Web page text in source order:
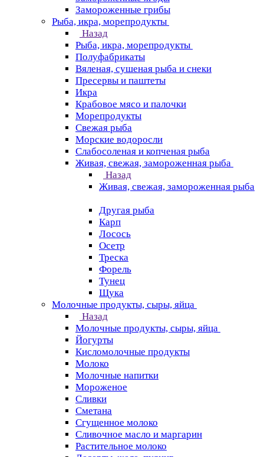
Замороженные грибы
Рыба, икра, морепродукты
Назад
Рыба, икра, морепродукты
Полуфабрикаты
Вяленая, сушеная рыба и снеки
Пресервы и паштеты
Икра
Крабовое мясо и палочки
Морепродукты
Свежая рыба
Морские водоросли
Слабосоленая и копченая рыба
Живая, свежая, замороженная рыба
Назад
Живая, свежая, замороженная рыба
Другая рыба
Карп
Лосось
Осетр
Треска
Форель
Тунец
Щука
Молочные продукты, сыры, яйца
Назад
Молочные продукты, сыры, яйца
Йогурты
Кисломолочные продукты
Молоко
Молочные напитки
Мороженое
Сливки
Сметана
Сгущенное молоко
Сливочное масло и маргарин
Растительное молоко